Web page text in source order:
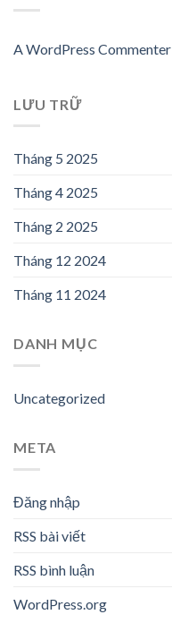
A WordPress Commenter
LƯU TRỮ
Tháng 5 2025
Tháng 4 2025
Tháng 2 2025
Tháng 12 2024
Tháng 11 2024
DANH MỤC
Uncategorized
META
Đăng nhập
RSS bài viết
RSS bình luận
WordPress.org